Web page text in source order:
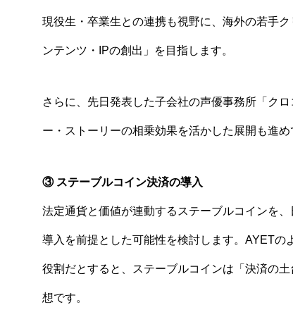
現役生・卒業生との連携も視野に、海外の若手
ンテンツ・IPの創出」を目指します。
さらに、先日発表した子会社の声優事務所「ク
ー・ストーリーの相乗効果を活かした展開も進め
③ ステーブルコイン決済の導入
法定通貨と価値が連動するステーブルコインを、
導入を前提とした可能性を検討します。AYET
役割だとすると、ステーブルコインは「決済の
想です。